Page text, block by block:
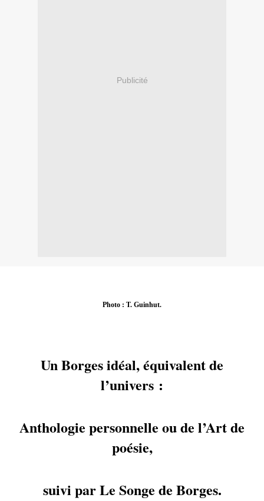
Publicité
Photo : T. Guinhut.
Un Borges idéal, équivalent de
l’univers :
Anthologie personnelle ou de l’Art de
poésie,
suivi par Le Songe de Borges.